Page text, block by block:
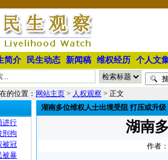
简介 民生动态 新闻稿 维权经历 个人文
的位置： 网站主页 > 人权观察 > 正文
进行
刑拘
被冠
被暴
湖南多位维权人士出境受阻 打压或升级
湖南
作者